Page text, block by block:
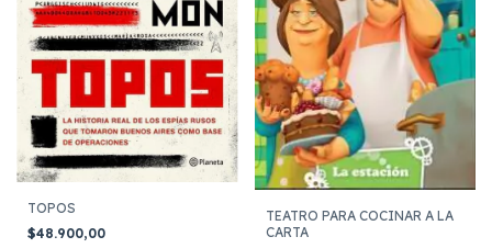
TOPOS
$48.900,00
TEATRO PARA COCINAR A LA
CARTA